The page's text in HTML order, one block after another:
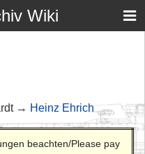
Wiki
→ Heinz Ehrich
beachten/Please pay